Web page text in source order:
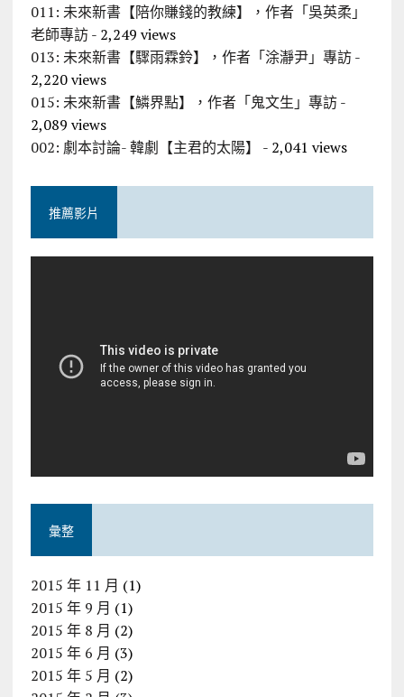
011: 未來新書【陪你賺錢的教練】，作者「吳英柔」
老師專訪- 2,249 views
013: 未來新書【驟雨霖鈴】，作者「涂瀞尹」專訪-
2,220 views
015: 未來新書【鱗界點】，作者「鬼文生」專訪-
2,089 views
002: 劇本討論- 韓劇【主君的太陽】
- 2,041 views
推薦影片
彙整
2015 年 11 月 (1)
2015 年 9 月 (1)
2015 年 8 月 (2)
2015 年 6 月 (3)
2015 年 5 月 (2)